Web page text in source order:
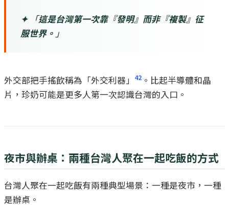
✦「這是台灣第一次靠『發明』而非『複製』征
服世界。 」
外交部把手搖飲稱為「外交利器」 42 。比起半導體和晶
片，珍奶可能是更多人第一次認識台灣的入口。
夜市與辦桌：兩種台灣人聚在一起吃飯的方式
台灣人聚在一起吃飯有兩種典型場景：一種是夜市，一種
是辦桌。